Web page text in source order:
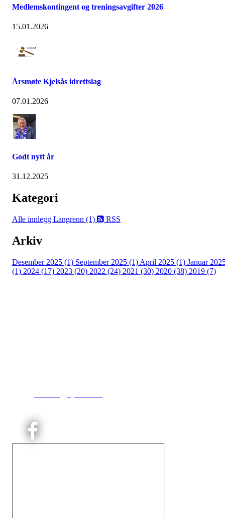
Medlemskontingent og treningsavgifter 2026
15.01.2026
Årsmøte Kjelsås idrettslag
07.01.2026
Godt nytt år
31.12.2025
Kategori
Alle innlegg Langrenn (1) RSS
Arkiv
Desember 2025 (1) September 2025 (1) April 2025 (1) Januar
(1) 2024 (17) 2023 (20) 2022 (24) 2021 (30) 2020 (38) 2019 (7)